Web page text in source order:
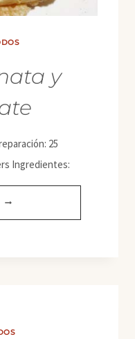
y
25
Ingredientes:
BOERS
DE